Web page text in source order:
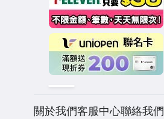
關於我們客服中心聯絡我們